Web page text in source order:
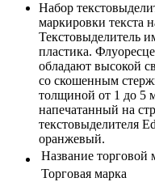
Набор
маркировки текста
Текстовыделитель
пластика.
обладают высокой
со скошенным
толщиной от 1 до 5
напечатанный на
текстовыделителя
оранжевый.
Название торговой
Торговая марка